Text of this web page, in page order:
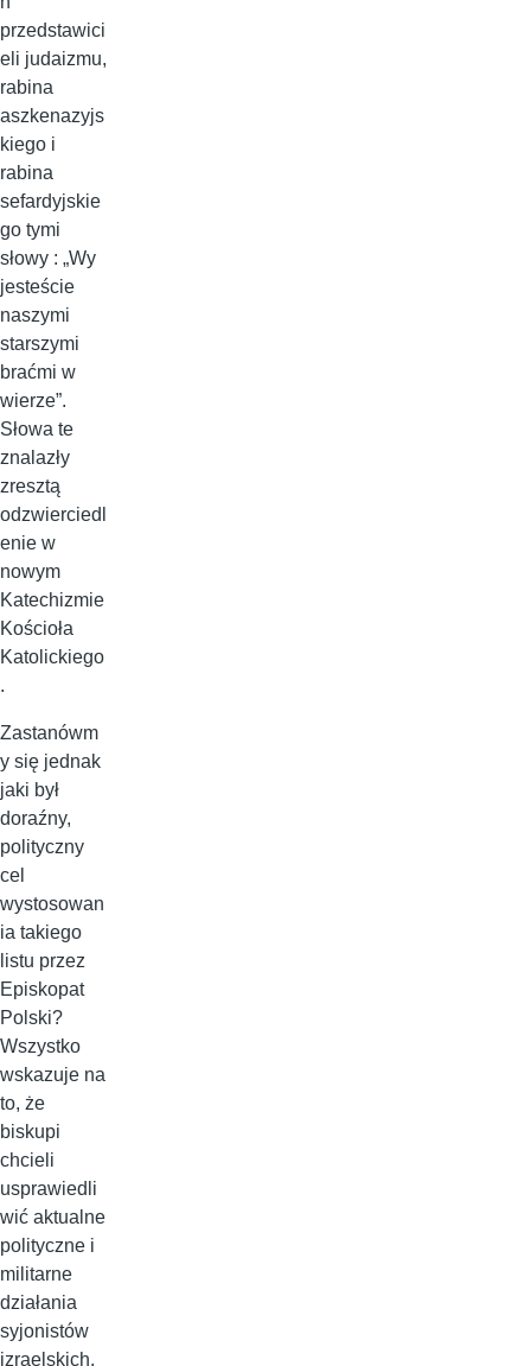
przedstawici
eli judaizmu,
rabina
aszkenazyjs
kiego i
rabina
sefardyjskie
go tymi
słowy : „Wy
jesteście
naszymi
starszymi
braćmi w
wierze”.
Słowa te
znalazły
zresztą
odzwierciedl
enie w
nowym
Katechizmie
Kościoła
Katolickiego
.
Zastanówm
y się jednak
jaki był
doraźny,
polityczny
cel
wystosowan
ia takiego
listu przez
Episkopat
Polski?
Wszystko
wskazuje na
to, że
biskupi
chcieli
usprawiedli
wić aktualne
polityczne i
militarne
działania
syjonistów
izraelskich.